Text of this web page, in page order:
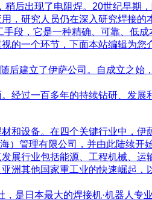
后出现了电阻焊。20世纪早
，研究人员仍在深入研究焊接的
段，它是一种精确、可靠、低
的一个环节，下面本站编辑为您
后建立了伊萨公司。自成立之
经过一百多年的持续钻研、发
和设备。在四个关键行业中，
）管理有限公司，并由此陆续
展行业包括能源、工程机械、运
洲其他国家重工业的快速崛起
是日本最大的焊接机·机器人